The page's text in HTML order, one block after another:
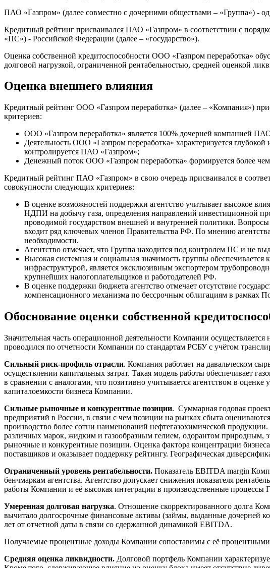
ПАО «Газпром» (далее совместно с дочерними обществами – «Группа») -
Кредитный рейтинг присваивался ПАО «Газпром» в соответствии с
«ПС») - Российской Федерации (далее – «государство»).
Оценка собственной кредитоспособности ООО «Газпром переработка»
долговой нагрузкой, ограниченной рентабельностью, средней оценкой
Оценка внешнего влияния
Кредитный рейтинг ООО «Газпром переработка» (далее – «Компания»)
критериев:
ООО «Газпром переработка» является 100% дочерней компанией
Деятельность ООО «Газпром переработка» характеризуется
контролируется ПАО «Газпром»;
Денежный поток ООО «Газпром переработка» формируется более
Кредитный рейтинг ПАО «Газпром» в свою очередь присваивался в
совокупности следующих критериев:
В оценке возможностей поддержки агентство учитывает высокое
НДПИ на добычу газа, определения направлений инвестиционной
проводимой государством внешней и внутренней политики. Вопросы
входит ряд ключевых членов Правительства РФ. По мнению
необходимости.
Агентство отмечает, что Группа находится под контролем ПС и не
Высокая системная и социальная значимость группы
инфраструктурой, является эксклюзивным экспортером
крупнейших налогоплательщиков и работодателей РФ.
В оценке поддержки бюджета агентство отмечает отсутствие
компенсационного механизма по бессрочным облигациям в рамках
Обоснование оценки собственной
Значительная часть операционной деятельности Компании
проводился по отчетности Компании по стандартам РСБУ с учётом
Сильный риск-профиль отрасли. Компания работает на давальческом
осуществлении капитальных затрат. Такая модель работы обеспечивает
в сравнении с аналогами, что позитивно учитывается агентством в
капиталоемкости бизнеса Компании.
Сильные рыночные и конкурентные позиции. Суммарная годовая
предприятий в России, в связи с чем позиции на рынках сбыта
производство более сотни наименований нефтегазохимической
различных марок, жидким и газообразным гелием, одорантом природным,
рыночные и конкурентные позиции. Оценка фактора концентрации
поставщиков и оказывает поддержку рейтингу. Географическая
Ограниченный уровень рентабельности. Показатель EBITDA margin
бенчмаркам агентства. Агентство допускает снижения показателя
работы Компании и её высокая интеграции в производственные процессы
Умеренная долговая нагрузка. Отношение скорректированного долга
вычитало долгосрочные финансовые активы (займы, выданные дочерней
лет от отчетной даты в связи со сдержанной динамикой EBITDA.
Получаемые процентные доходы Компании сопоставимы с её процентными
Средняя оценка ликвидности. Долговой портфель Компании